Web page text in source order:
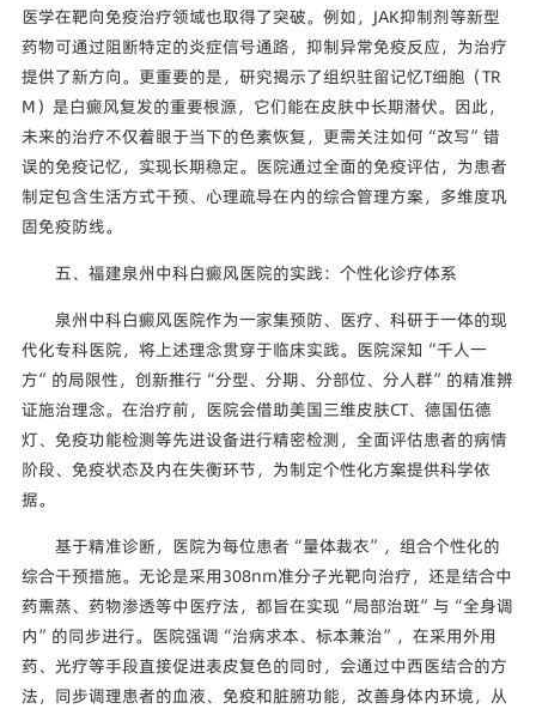
医学在靶向免疫治疗领域也取得了突破。例如，JAK抑制剂等新型
药物可通过阻断特定的炎症信号通路，抑制异常免疫反应，为治疗
提供了新方向。更重要的是，研究揭示了组织驻留记忆T细胞（TR
M）是白癜风复发的重要根源，它们能在皮肤中长期潜伏。因此，
未来的治疗不仅着眼于当下的色素恢复，更需关注如何“改写”错
误的免疫记忆，实现长期稳定。医院通过全面的免疫评估，为患者
制定包含生活方式干预、心理疏导在内的综合管理方案，多维度巩
固免疫防线。
五、福建泉州中科白癜风医院的实践：个性化诊疗体系
泉州中科白癜风医院作为一家集预防、医疗、科研于一体的现
代化专科医院，将上述理念贯穿于临床实践。医院深知“千人一
方”的局限性，创新推行“分型、分期、分部位、分人群”的精准辨
证施治理念。在治疗前，医院会借助美国三维皮肤CT、德国伍德
灯、免疫功能检测等先进设备进行精密检测，全面评估患者的病情
阶段、免疫状态及内在失衡环节，为制定个性化方案提供科学依
据。
基于精准诊断，医院为每位患者“量体裁衣”，组合个性化的
综合干预措施。无论是采用308nm准分子光靶向治疗，还是结合中
药熏蒸、药物渗透等中医疗法，都旨在实现“局部治斑”与“全身调
内”的同步进行。医院强调“治病求本、标本兼治”，在采用外用
药、光疗等手段直接促进表皮复色的同时，会通过中西医结合的方
法，同步调理患者的血液、免疫和脏腑功能，改善身体内环境，从